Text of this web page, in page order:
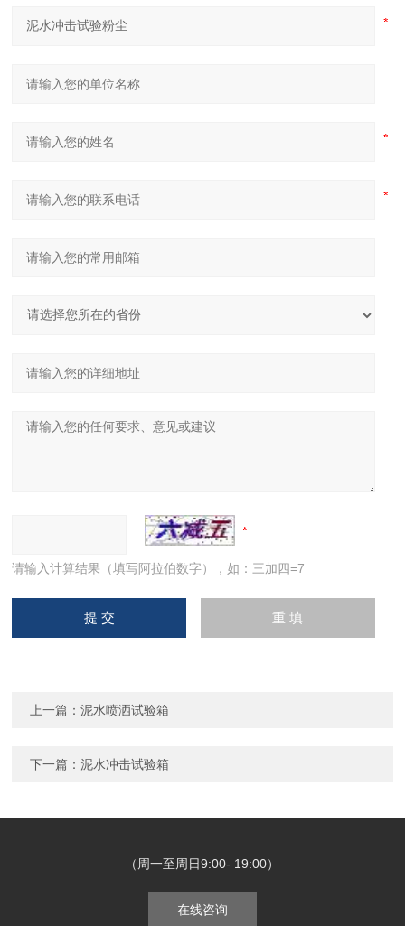
请输入计算结果（填写阿拉伯数字），如：三加四=7
上一篇：泥水喷洒试验箱
下一篇：泥水冲击试验箱
（周一至周日9:00- 19:00）
在线咨询